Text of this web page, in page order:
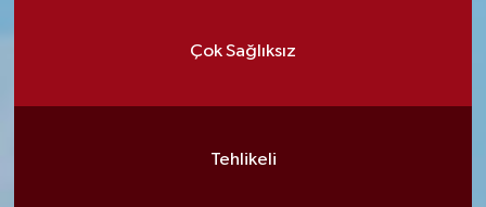
Çok Sağlıksız
Tehlikeli